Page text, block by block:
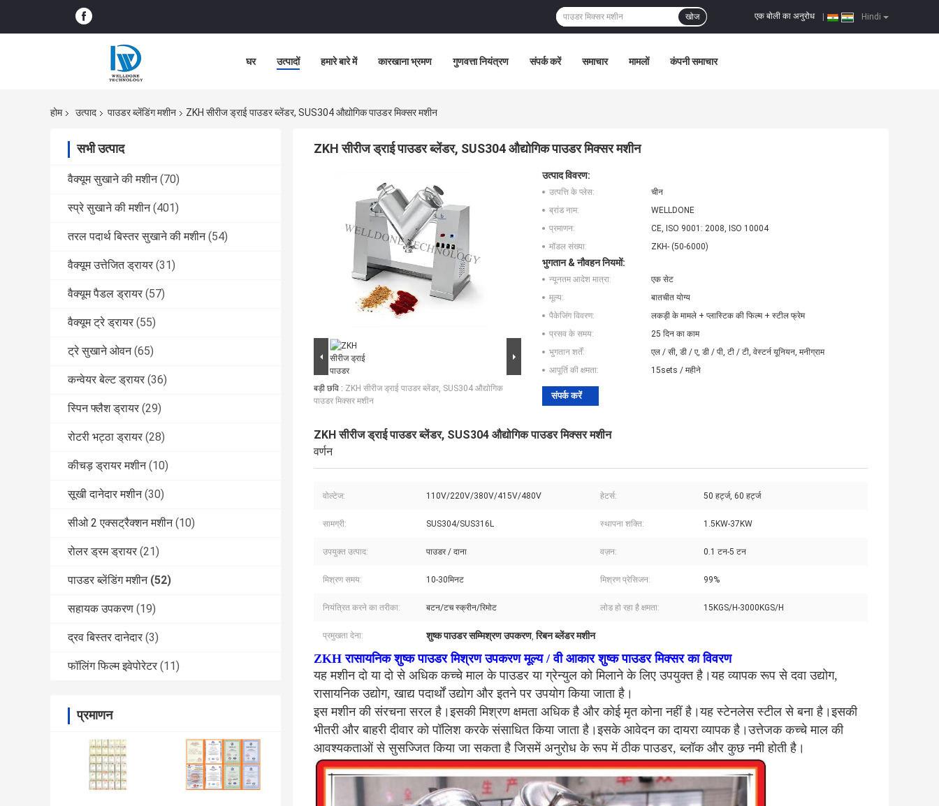
Hindi
एक बोली का अनुरोध
खोज
घर उत्पादों हमारे बारे में कारखाना भ्रमण गुणवत्ता नियंत्रण संपर्क करें समाचार मामलों कंपनी समाचार
होम उत्पाद पाउडर ब्लेंडिंग मशीन ZKH सीरीज ड्राई पाउडर ब्लेंडर, SUS304 औद्योगिक पाउडर मिक्सर मशीन
सभी उत्पाद
वैक्यूम सुखाने की मशीन (70)
स्प्रे सुखाने की मशीन (401)
तरल पदार्थ बिस्तर सुखाने की मशीन (54)
वैक्यूम उत्तेजित ड्रायर (31)
वैक्यूम पैडल ड्रायर (57)
वैक्यूम ट्रे ड्रायर (55)
ट्रे सुखाने ओवन (65)
कन्वेयर बेल्ट ड्रायर (36)
स्पिन फ्लैश ड्रायर (29)
रोटरी भट्ठा ड्रायर (28)
कीचड़ ड्रायर मशीन (10)
सूखी दानेदार मशीन (30)
सीओ 2 एक्सट्रैक्शन मशीन (10)
रोलर ड्रम ड्रायर (21)
पाउडर ब्लेंडिंग मशीन (52)
सहायक उपकरण (19)
द्रव बिस्तर दानेदार (3)
फॉलिंग फिल्म इवेपोरेटर (11)
प्रमाणन
ZKH सीरीज ड्राई पाउडर ब्लेंडर, SUS304 औद्योगिक पाउडर मिक्सर मशीन
बड़ी छवि : ZKH सीरीज ड्राई पाउडर ब्लेंडर, SUS304 औद्योगिक
पाउडर मिक्सर मशीन
उत्पाद विवरण:
उत्पत्ति के प्लेस:
चीन
ब्रांड नाम:
WELLDONE
प्रमाणन:
CE, ISO 9001: 2008, ISO 10004
मॉडल संख्या:
ZKH- (50-6000)
भुगतान & नौवहन नियमों:
न्यूनतम आदेश मात्रा:
एक सेट
मूल्य:
बातचीत योग्य
पैकेजिंग विवरण:
लकड़ी के मामले + प्लास्टिक की फिल्म + स्टील फ्रेम
प्रसव के समय:
25 दिन का काम
भुगतान शर्तें:
एल / सी, डी / ए, डी / पी, टी / टी, वेस्टर्न यूनियन, मनीग्राम
आपूर्ति की क्षमता:
15sets / महीने
संपर्क करें
ZKH सीरीज ड्राई पाउडर ब्लेंडर, SUS304 औद्योगिक पाउडर मिक्सर मशीन
वर्णन
वोल्टेज: 110V/220V/380V/415V/480V हेटर्स: 50 हर्ट्ज, 60 हर्ट्ज
सामग्री: SUS304/SUS316L स्थापना शक्ति: 1.5KW-37KW
उपयुक्त उत्पाद: पाउडर / दाना वज़न: 0.1 टन-5 टन
मिश्रण समय: 10-30मिनट मिश्रण प्रेसिजन: 99%
नियंत्रित करने का तरीका: बटन/टच स्क्रीन/रिमोट लोड हो रहा है क्षमता: 15KGS/H-3000KGS/H
प्रमुखता देना: शुष्क पाउडर सम्मिश्रण उपकरण,रिबन ब्लेंडर मशीन
ZKH रासायनिक शुष्क पाउडर मिश्रण उपकरण मूल्य / वी आकार शुष्क पाउडर मिक्सर का विवरण
यह मशीन दो या दो से अधिक कच्चे माल के पाउडर या ग्रेन्युल को मिलाने के लिए उपयुक्त है।यह व्यापक रूप से दवा उद्योग,
रासायनिक उद्योग, खाद्य पदार्थों उद्योग और इतने पर उपयोग किया जाता है।
इस मशीन की संरचना सरल है।इसकी मिश्रण क्षमता अधिक है और कोई मृत कोना नहीं है।यह स्टेनलेस स्टील से बना है।इसकी
भीतरी और बाहरी दीवार को पॉलिश करके संसाधित किया जाता है।इसके आवेदन का दायरा व्यापक है।उत्तेजक कच्चे माल की
आवश्यकताओं से सुसज्जित किया जा सकता है जिसमें अनुरोध के रूप में ठीक पाउडर, ब्लॉक और कुछ नमी होती है।